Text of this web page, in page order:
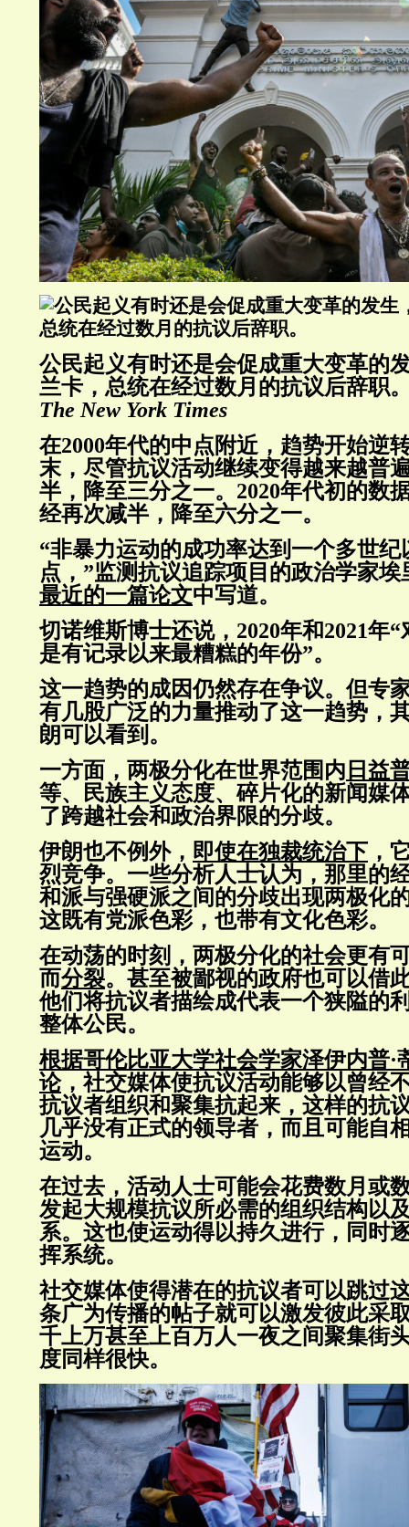
公民起义有时还是会促成重大变革的
兰卡，总统在经过数月的抗议后辞职
The New York Times
在2000年代的中点附近，趋势开始逆
末，尽管抗议活动继续变得越来越普
半，降至三分之一。2020年代初的数
经再次减半，降至六分之一。
“非暴力运动的成功率达到一个多世纪
点，”监测抗议追踪项目的政治学家埃
最近的一篇论文中写道。
切诺维斯博士还说，2020年和2021年
是有记录以来最糟糕的年份”。
这一趋势的成因仍然存在争议。但专
有几股广泛的力量推动了这一趋势，
朗可以看到。
一方面，两极分化在世界范围内 日益
等、民族主义态度、碎片化的新闻媒
了跨越社会和政治界限的分歧。
伊朗也不例外， 即使在独裁统治下 ，
烈竞争。一些分析人士认为，那里的
和派与强硬派之间的分歧出现两极化
这既有党派色彩，也带有文化色彩。
在动荡的时刻，两极分化的社会更有
而分裂。甚至被鄙视的政府也可以借
他们将抗议者描绘成代表一个狭隘的
整体公民。
根据哥伦比亚大学社会学家泽伊内普·
论，社交媒体使抗议活动能够以曾经
抗议者组织和聚集抗起来，这样的抗
几乎没有正式的领导者，而且可能自
运动。
在过去，活动人士可能会花费数月或
发起大规模抗议所必需的组织结构以
系。这也使运动得以持久进行，同时
挥系统。
社交媒体使得潜在的抗议者可以跳过
条广为传播的帖子就可以激发彼此采
千上万甚至上百万人一夜之间聚集
度同样很快。